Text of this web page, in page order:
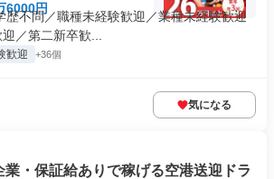
6000円
歴不問／職種未経験歓迎／業種未経験歓迎
／第二新卒歓...
歓迎 +36個
気になる
・保証給ありで稼げる空港送迎ドラ